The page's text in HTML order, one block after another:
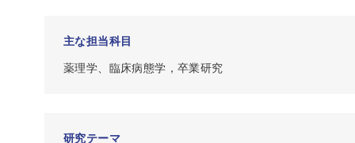
主な担当科目
薬理学、臨床病態学，卒業研究
研究テーマ